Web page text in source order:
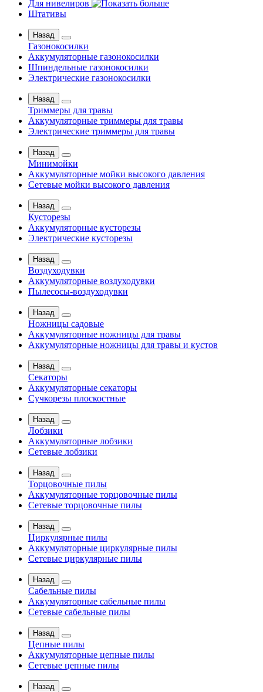
Для нивелиров
Штативы
Назад
Газонокосилки
Аккумуляторные газонокосилки
Шпиндельные газонокосилки
Электрические газонокосилки
Назад
Триммеры для травы
Аккумуляторные триммеры для травы
Электрические триммеры для травы
Назад
Минимойки
Аккумуляторные мойки высокого давления
Сетевые мойки высокого давления
Назад
Кусторезы
Аккумуляторные кусторезы
Электрические кусторезы
Назад
Воздуходувки
Аккумуляторные воздуходувки
Пылесосы-воздуходувки
Назад
Ножницы садовые
Аккумуляторные ножницы для травы
Аккумуляторные ножницы для травы и кустов
Назад
Секаторы
Аккумуляторные секаторы
Сучкорезы плоскостные
Назад
Лобзики
Аккумуляторные лобзики
Сетевые лобзики
Назад
Торцовочные пилы
Аккумуляторные торцовочные пилы
Сетевые торцовочные пилы
Назад
Циркулярные пилы
Аккумуляторные циркулярные пилы
Сетевые циркулярные пилы
Назад
Сабельные пилы
Аккумуляторные сабельные пилы
Сетевые сабельные пилы
Назад
Цепные пилы
Аккумуляторные цепные пилы
Сетевые цепные пилы
Назад